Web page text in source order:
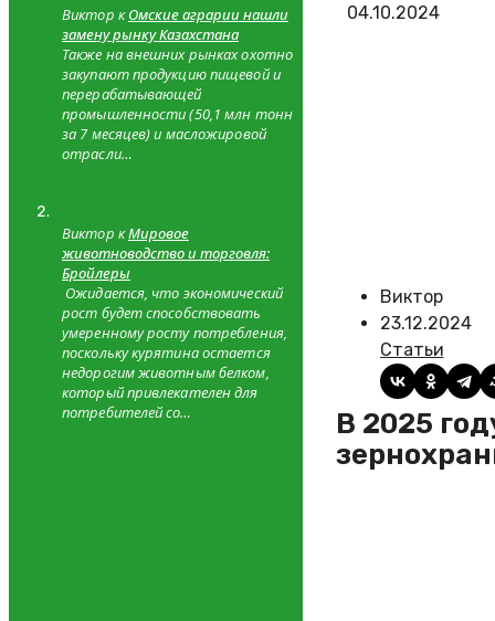
04.10.2024
Виктор
23.12.2024
Статьи
В 2025 году на Южном Урале планируют строительство 11
Виктор кОмские аграрии нашли
замену рынку Казахстана
Также на внешних рынках охотно
закупают продукцию пищевой и
перерабатывающей
промышленности (50,1 млн тонн
за 7 месяцев) и масложировой
отрасли…
Виктор кМировое
животноводство и торговля:
Бройлеры
Ожидается, что экономический
рост будет способствовать
умеренному росту потребления,
поскольку курятина остается
недорогим животным белком,
который привлекателен для
потребителей со…